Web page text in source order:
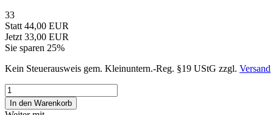
33
Statt 44,00 EUR
Jetzt 33,00 EUR
Sie sparen 25%
Kein Steuerausweis gem. Kleinuntern.-Reg. §19 UStG zzgl. Versand